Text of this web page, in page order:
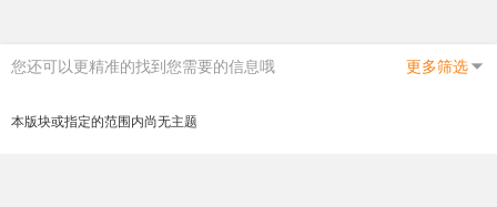
您还可以更精准的找到您需要的信息哦 更多筛选
本版块或指定的范围内尚无主题